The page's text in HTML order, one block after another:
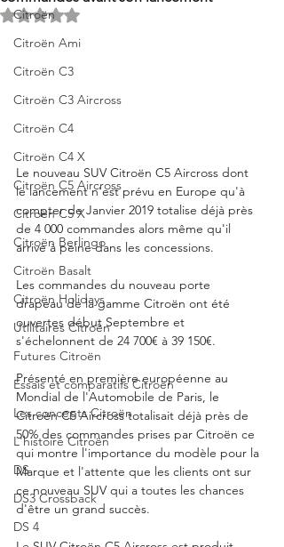
Citroën
Citroën Ami
Citroën C3
Citroën C3 Aircross
Citroën C4
Citroën C4 X
Citroën C5 Aircross
Citroën C5 X
Citroën Berlingo
Citroën Basalt
Citroën Holidays
Utilitaires Citroën
Futures Citroën
Essais et comparatifs Citroën
Les concepts Citroën
L'histoire Citroën
DS
DS3 Crossback
DS 4
Noté NaN étoiles sur 5.
Le nouveau SUV Citroën C5 Aircross dont
le lancement n'est prévu en Europe qu'à
compter de Janvier 2019 totalise déjà près
de 4 000 commandes alors même qu'il
arrive à peine dans les concessions.
Les commandes du nouveau porte
drapeau de la gamme Citroën ont été
ouvertes début Septembre et
s'échelonnent de 24 700€ à 39 150€.
Présenté en première européenne au
Mondial de l'Automobile de Paris, le
Citroën C5 Aircross totalisait déjà près de
50% des commandes prises par Citroën ce
qui montre l'importance du modèle pour la
Marque et l'attente que les clients ont sur
ce nouveau SUV qui a toutes les chances
d'être un grand succès.